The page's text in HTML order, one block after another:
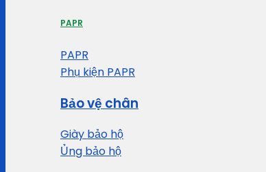
PAPR
PAPR
Phụ kiện PAPR
Bảo vệ chân
Giày bảo hộ
Ủng bảo hộ